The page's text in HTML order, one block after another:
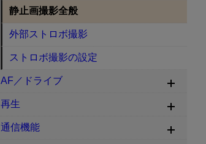
静止画撮影全般
外部ストロボ撮影
ストロボ撮影の設定
AF／ドライブ
再生
通信機能